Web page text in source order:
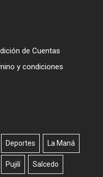
de Cuentas
y condiciones
Deportes La Maná
Pujilí Salcedo